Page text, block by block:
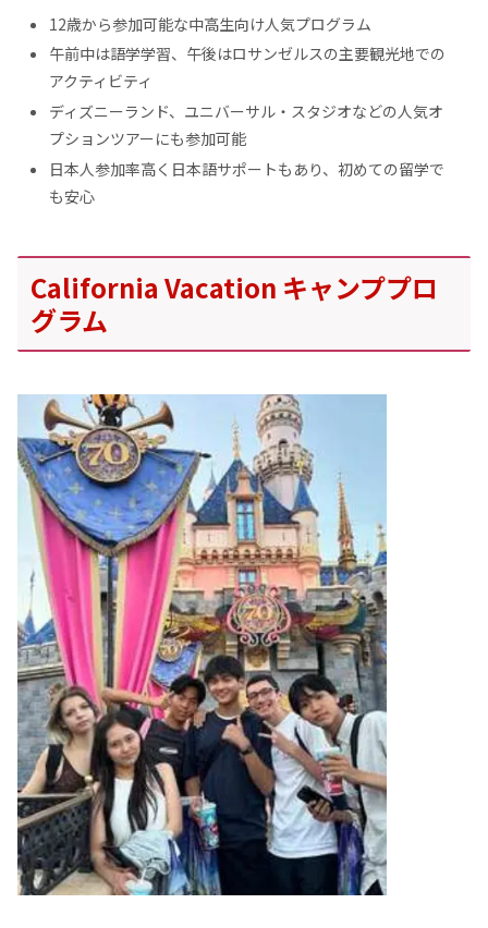
12歳から参加可能な中高生向け人気プログラム
午前中は語学学習、午後はロサンゼルスの主要観光地での
アクティビティ
ディズニーランド、ユニバーサル・スタジオなどの人気オ
プションツアーにも参加可能
日本人参加率高く日本語サポートもあり、初めての留学で
も安心
California Vacation キャンププロ
グラム